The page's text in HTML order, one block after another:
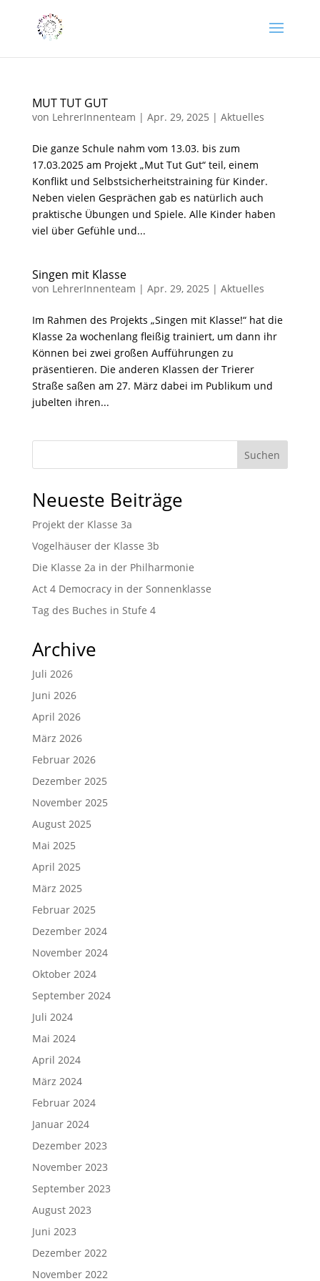
MUT TUT GUT
von LehrerInnenteam | Apr. 29, 2025 | Aktuelles
Die ganze Schule nahm vom 13.03. bis zum
17.03.2025 am Projekt „Mut Tut Gut“ teil, einem
Konflikt und Selbstsicherheitstraining für Kinder.
Neben vielen Gesprächen gab es natürlich auch
praktische Übungen und Spiele. Alle Kinder haben
viel über Gefühle und...
Singen mit Klasse
von LehrerInnenteam | Apr. 29, 2025 | Aktuelles
Im Rahmen des Projekts „Singen mit Klasse!“ hat die
Klasse 2a wochenlang fleißig trainiert, um dann ihr
Können bei zwei großen Aufführungen zu
präsentieren. Die anderen Klassen der Trierer
Straße saßen am 27. März dabei im Publikum und
jubelten ihren...
Suchen
Neueste Beiträge
Projekt der Klasse 3a
Vogelhäuser der Klasse 3b
Die Klasse 2a in der Philharmonie
Act 4 Democracy in der Sonnenklasse
Tag des Buches in Stufe 4
Archive
Juli 2026
Juni 2026
April 2026
März 2026
Februar 2026
Dezember 2025
November 2025
August 2025
Mai 2025
April 2025
März 2025
Februar 2025
Dezember 2024
November 2024
Oktober 2024
September 2024
Juli 2024
Mai 2024
April 2024
März 2024
Februar 2024
Januar 2024
Dezember 2023
November 2023
September 2023
August 2023
Juni 2023
Dezember 2022
November 2022